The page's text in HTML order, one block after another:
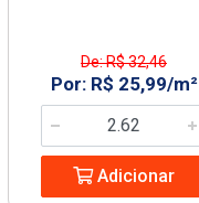
De: R$ 32,46
Por: R$ 25,99/m²
Adicionar